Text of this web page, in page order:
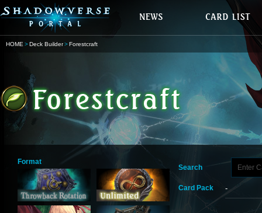
HOME Deck Builder Forestcraft
Format
Search
Card Pack